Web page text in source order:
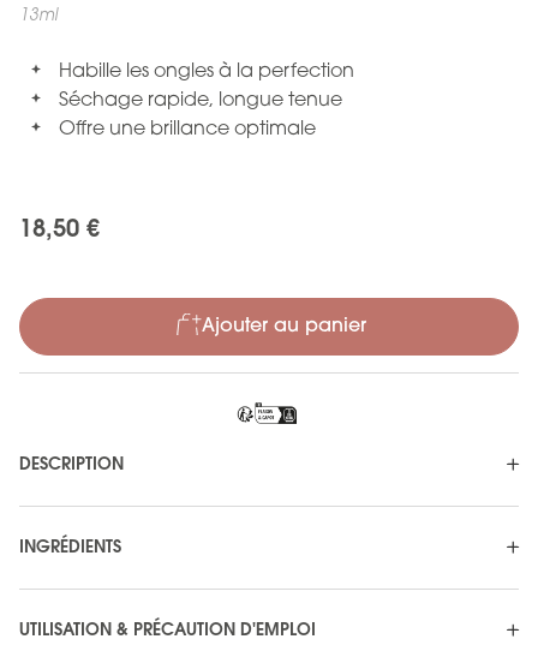
beginning
gallery
13ml
Habille les ongles à la perfection
Séchage rapide, longue tenue
Offre une brillance optimale
18,50 €
Ajouter au panier
DESCRIPTION
INGRÉDIENTS
UTILISATION & PRÉCAUTION D'EMPLOI